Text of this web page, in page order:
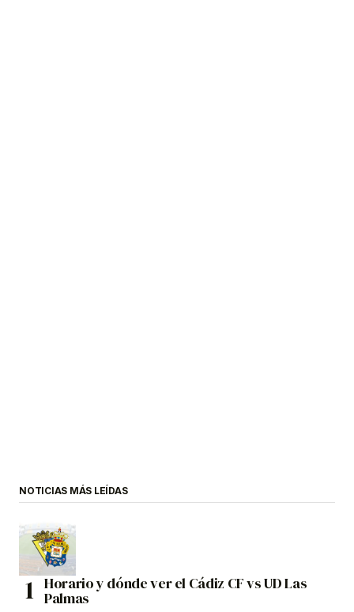
NOTICIAS MÁS LEÍDAS
Horario y dónde ver el Cádiz CF vs UD Las
Palmas